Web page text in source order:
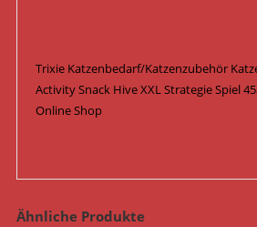
Trixie Katzenbedarf/Katzenzubehör
Activity Snack Hive XXL Strategie Spiel
Online Shop
Ähnliche Produkte